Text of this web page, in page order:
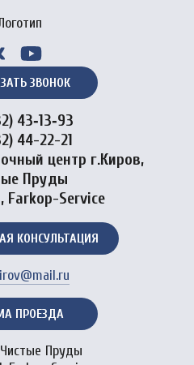
ЗВОНОК
43‑13‑93
44-22-21
центр г.Киров,
Пруды
Farkop-Service
КОНСУЛЬТАЦИЯ
ПРОЕЗДА
Пруды